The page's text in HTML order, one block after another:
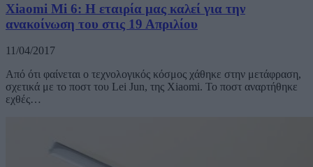
Xiaomi Mi 6: Η εταιρία μας καλεί για την
ανακοίνωση του στις 19 Απριλίου
11/04/2017
Από ότι φαίνεται ο τεχνολογικός κόσμος χάθηκε στην μετάφραση,
σχετικά με το ποστ του Lei Jun, της Xiaomi. Το ποστ αναρτήθηκε
εχθές…